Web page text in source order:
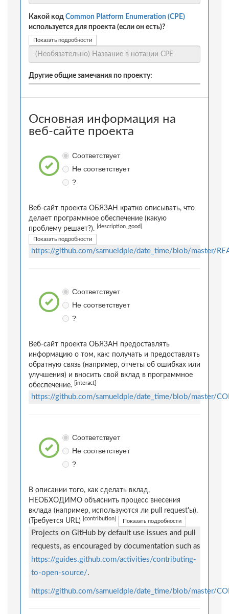
Какой код Common Platform Enumeration (CPE)
используется для проекта (если он есть)?
Показать подробности
Другие общие замечания по проекту:
Основная информация на
веб-сайте проекта
Соответствует
Не соответствует
?
Веб-сайт проекта ОБЯЗАН кратко описывать, что
делает программное обеспечение (какую
проблему решает?).
[description_good]
Показать подробности
https://github.com/samueldple/date_time/blob/master/
Соответствует
Не соответствует
?
Веб-сайт проекта ОБЯЗАН предоставлять
информацию о том, как: получать и предоставлять
обратную связь (например, отчеты об ошибках или
улучшения) и вносить свой вклад в программное
обеспечение.
[interact]
https://github.com/samueldple/date_time/blob/master/
Соответствует
Не соответствует
?
В описании того, как сделать вклад,
НЕОБХОДИМО объяснить процесс внесения
вклада (например, используются ли pull request'ы).
(Требуется URL)
[contribution] Показать подробности
Projects on GitHub by default use issues and pull
requests, as encouraged by documentation such as
https://guides.github.com/activities/contributing-
to-open-source/.
https://github.com/samueldple/date_time/blob/master/